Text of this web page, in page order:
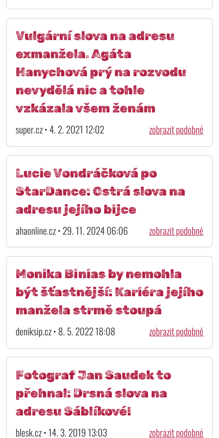
Vulgární slova na adresu
exmanžela. Agáta
Hanychová prý na rozvodu
nevydělá nic a tohle
vzkázala všem ženám
super.cz • 4. 2. 2021 12:02 zobrazit podobné
Lucie Vondráčková po
StarDance: Ostrá slova na
adresu jejího bijce
ahaonline.cz • 29. 11. 2024 06:06 zobrazit podobné
Monika Binias by nemohla
být šťastnější: Kariéra jejího
manžela strmě stoupá
deniksip.cz • 8. 5. 2022 18:08 zobrazit podobné
Fotograf Jan Saudek to
přehnal: Drsná slova na
adresu Sáblíkové!
blesk.cz • 14. 3. 2019 13:03 zobrazit podobné